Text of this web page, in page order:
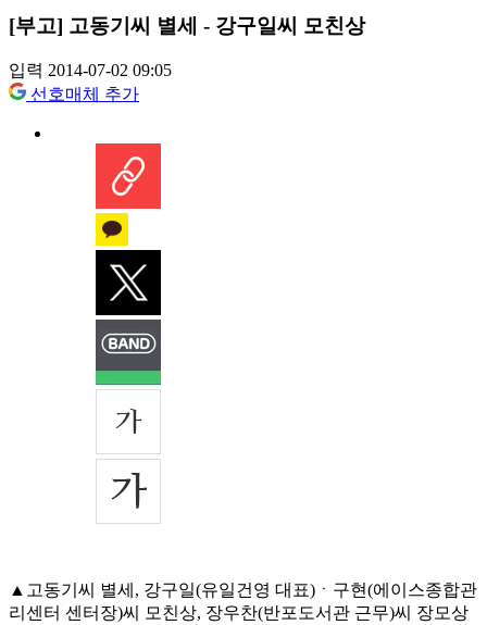
[부고] 고동기씨 별세 - 강구일씨 모친상
입력 2014-07-02 09:05
선호매체 추가
▲고동기씨 별세, 강구일(유일건영 대표)ㆍ구현(에이스종합관
리센터 센터장)씨 모친상, 장우찬(반포도서관 근무)씨 장모상